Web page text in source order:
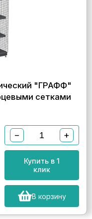
"ГРАФФ"
сетками
− +
Купить в 1
клик
В корзину